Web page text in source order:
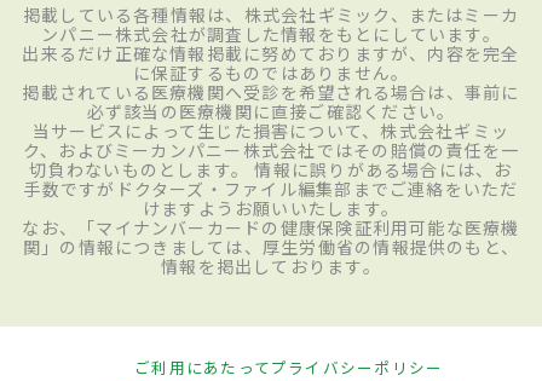
掲載している各種情報は、株式会社ギミック、またはミーカ
ンパニー株式会社が調査した情報をもとにしています。
出来るだけ正確な情報掲載に努めておりますが、内容を完全
に保証するものではありません。
掲載されている医療機関へ受診を希望される場合は、事前に
必ず該当の医療機関に直接ご確認ください。
当サービスによって生じた損害について、株式会社ギミッ
ク、およびミーカンパニー株式会社ではその賠償の責任を一
切負わないものとします。 情報に誤りがある場合には、お
手数ですがドクターズ・ファイル編集部までご連絡をいただ
けますようお願いいたします。
なお、「マイナンバーカードの健康保険証利用可能な医療機
関」の情報につきましては、厚生労働省の情報提供のもと、
情報を掲出しております。
ご利用にあたってプライバシーポリシー